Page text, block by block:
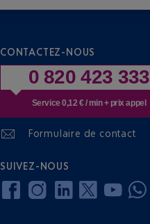
CONTACTEZ-NOUS
0 820 423 333
Service 0,12 € / min + prix appel
Formulaire de contact
SUIVEZ-NOUS